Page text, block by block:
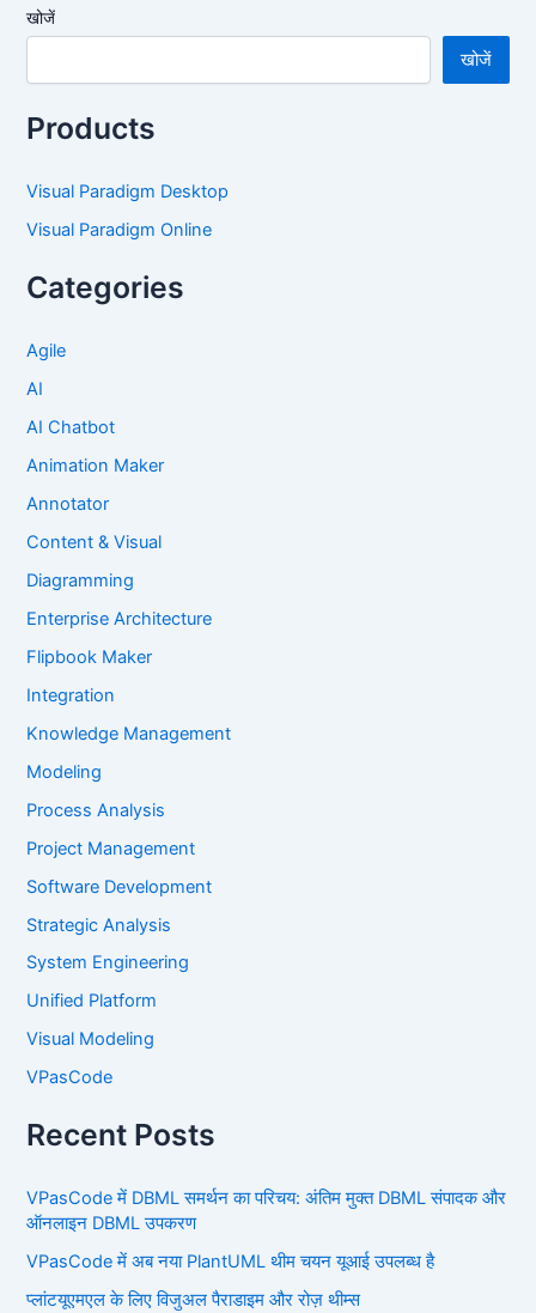
खोजें
खोजें
Products
Visual Paradigm Desktop
Visual Paradigm Online
Categories
Agile
AI
AI Chatbot
Animation Maker
Annotator
Content & Visual
Diagramming
Enterprise Architecture
Flipbook Maker
Integration
Knowledge Management
Modeling
Process Analysis
Project Management
Software Development
Strategic Analysis
System Engineering
Unified Platform
Visual Modeling
VPasCode
Recent Posts
VPasCode में DBML समर्थन का परिचय: अंतिम मुक्त DBML संपादक और
ऑनलाइन DBML उपकरण
VPasCode में अब नया PlantUML थीम चयन यूआई उपलब्ध है
प्लांटयूएमएल के लिए विजुअल पैराडाइम और रोज़ थीम्स